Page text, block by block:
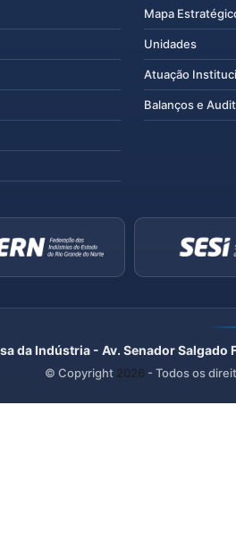
Mapa
Unidades
Atuação
Balanços e
da Indústria - Av. Senador
© Copyright 2026 - Todos os